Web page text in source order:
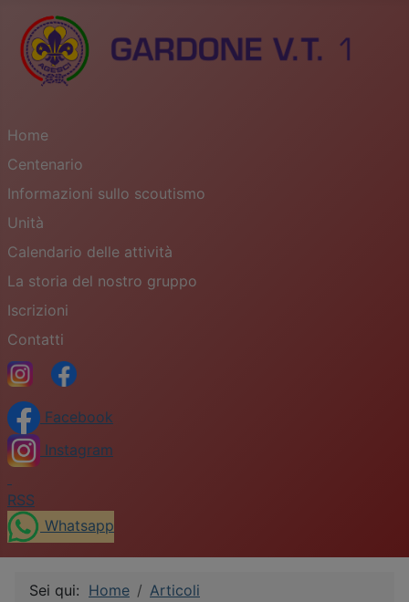
Home
Centenario
Informazioni sullo scoutismo
Unità
Calendario delle attività
La storia del nostro gruppo
Iscrizioni
Contatti
Facebook
Instagram
RSS
Whatsapp
Sei qui: Home
Articoli